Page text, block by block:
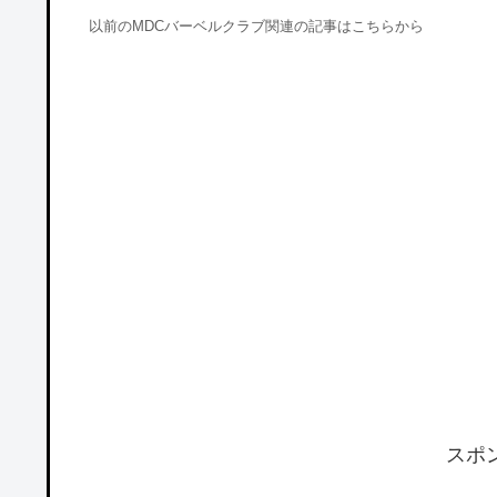
以前のMDCバーベルクラブ関連の記事はこちらから
スポ